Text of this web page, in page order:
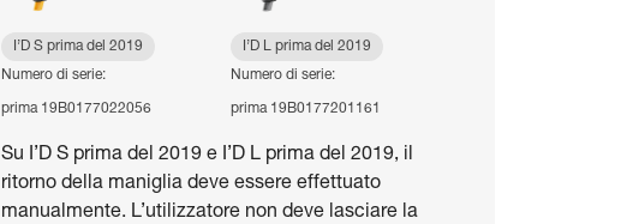
I’D S prima del 2019
Numero di serie:
prima 19B0177022056
I’D L prima del 2019
Numero di serie:
prima 19B0177201161
Su I’D S prima del 2019 e I’D L prima del 2019, il
ritorno della maniglia deve essere effettuato
manualmente. L’utilizzatore non deve lasciare la